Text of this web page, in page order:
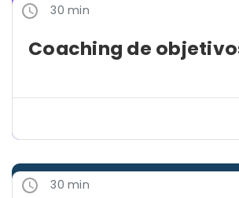
30 min
Coaching de
30 min